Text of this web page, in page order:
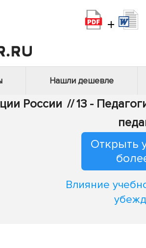
+
Нашли дешевле
России //13 -
Открыть
Влияние